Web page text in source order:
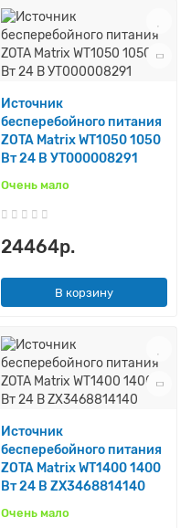
Источник
бесперебойного питания
ZOTA Matrix WT1050 1050
Вт 24 В УТ000008291
Очень мало
24464р.
В корзину
Источник
бесперебойного питания
ZOTA Matrix WT1400 1400
Вт 24 В ZX3468814140
Очень мало